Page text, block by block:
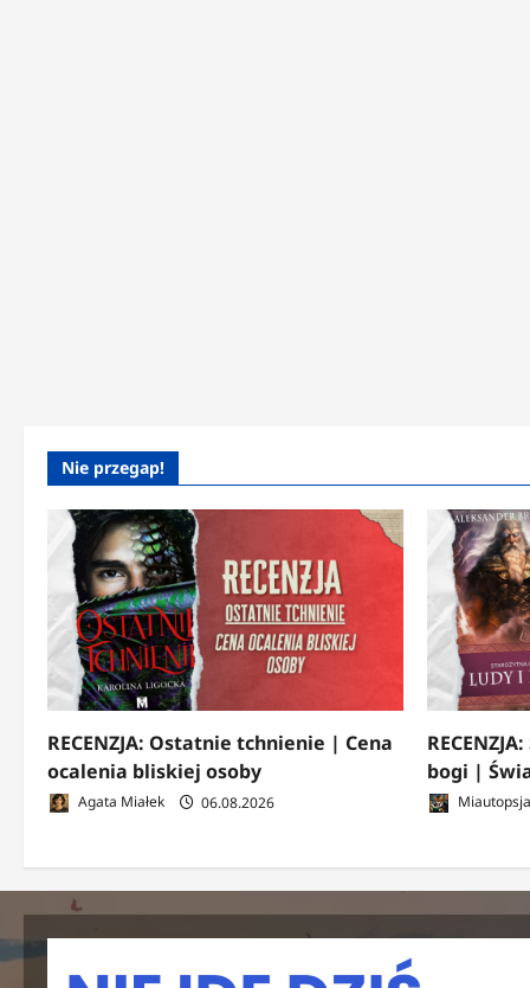
Nie przegap!
RECENZJA: Ostatnie tchnienie | Cena
ocalenia bliskiej osoby
Agata Miałek 06.08.2026
bogi |
Miautopsja